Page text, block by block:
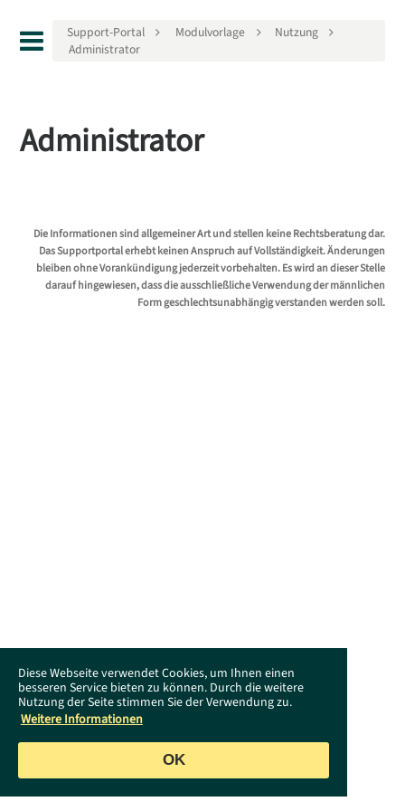
Diese Webseite verwendet Cookies, um Ihnen einen
besseren Service bieten zu können. Durch die weitere
Nutzung der Seite stimmen Sie der Verwendung zu.
Weitere Informationen
OK
Support-Portal Modulvorlage
Nutzung
Administrator
Administrator
Die Informationen sind allgemeiner Art und stellen keine Rechtsberatung dar.
Das Supportportal erhebt keinen Anspruch auf Vollständigkeit. Änderungen
bleiben ohne Vorankündigung jederzeit vorbehalten. Es wird an dieser Stelle
darauf hingewiesen, dass die ausschließliche Verwendung der männlichen
Form geschlechtsunabhängig verstanden werden soll.